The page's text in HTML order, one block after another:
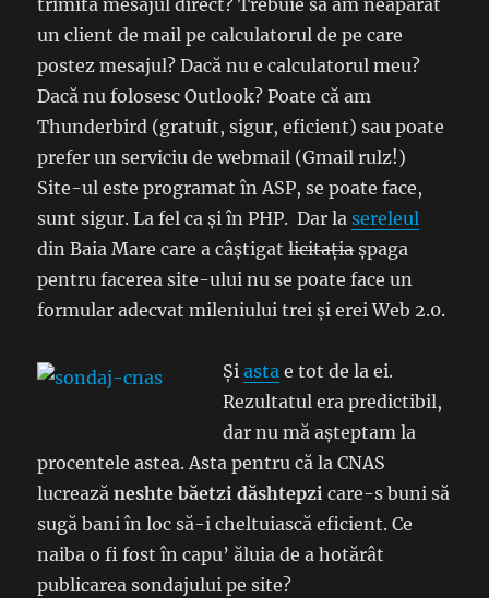
trimită mesajul direct? Trebuie să am neapărat
un client de mail pe calculatorul de pe care
postez mesajul? Dacă nu e calculatorul meu?
Dacă nu folosesc Outlook? Poate că am
Thunderbird (gratuit, sigur, eficient) sau poate
prefer un serviciu de webmail (Gmail rulz!)
Site-ul este programat în ASP, se poate face,
sunt sigur. La fel ca și în PHP. Dar lasereleul
din Baia Mare care a câștigatlicitațiașpaga
pentru facerea site-ului nu se poate face un
formular adecvat mileniului trei și erei Web 2.0.
Șiasta e tot de la ei.
Rezultatul era predictibil,
dar nu mă așteptam la
procentele astea. Asta pentru că la CNAS
lucreazăneshte băetzi dăshtepzi care-s buni să
sugă bani în loc să-i cheltuiască eficient. Ce
naiba o fi fost în capu’ ăluia de a hotărât
publicarea sondajului pe site?